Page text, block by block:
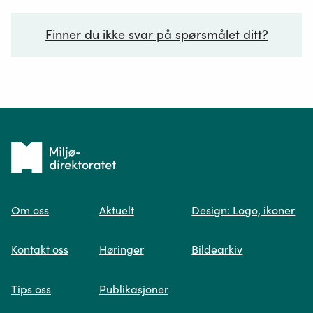
etter
naturinngrep
Finner du ikke svar på spørsmålet ditt?
Spør oss
søk og viser deg vår mest relevante
Tilbake
forsiden
Om oss
Kontakt oss
Tips oss
Aktuelt
Høringer
Publikasjoner
Design: Logo, ikoner
Bildearkiv